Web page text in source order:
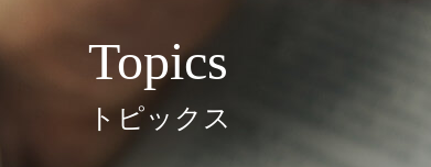
Topics
トピックス